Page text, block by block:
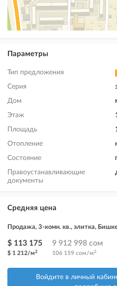
Параметры
Тип предложения
Серия
Дом
Этаж
Площадь
Отопление
Состояние
Правоустанавливающие
документы
Средняя цена
Продажа, 3-комн. кв., элитка,
$ 113 175
$ 1 212/м2
9 912 998 сом
106 159 сом/м2
Войдите в личный